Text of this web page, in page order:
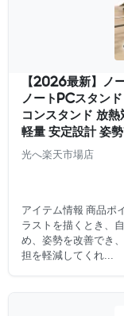
【2026最新】ノ
ノートPCスタン
コンスタンド 放
軽量 安定設計 姿勢
光へ楽天市場店
アイテム情報 商品ポ
ラストを描くとき、
め、姿勢を改善でき
担を軽減してくれ...